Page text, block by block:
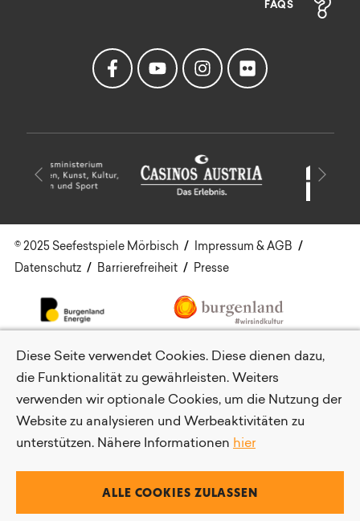
Diese Seite verwendet Cookies. Diese dienen dazu,
die Funktionalität zu gewährleisten. Weiters
verwenden wir optionale Cookies, um die Nutzung der
Website zu analysieren und Werbeaktivitäten zu
unterstützen. Nähere Informationen hier
FAQS
FacebookYoutubeInstagram
© 2025 Seefestspiele Mörbisch
Impressum & AGB
Datenschutz
Barrierefreiheit Presse
Energie Burgenland